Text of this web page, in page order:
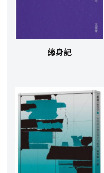
緣身記